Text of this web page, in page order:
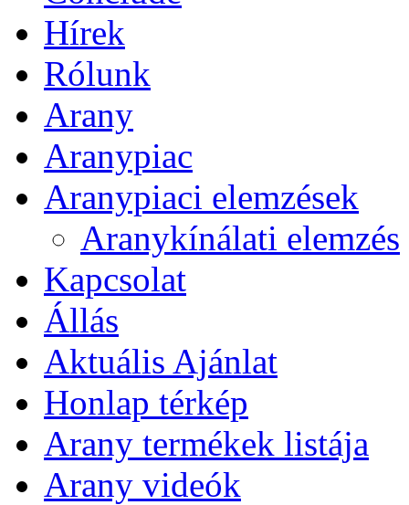
Hírek
Rólunk
Arany
Aranypiac
Aranypiaci elemzések
Aranykínálati elemzés
Kapcsolat
Állás
Aktuális Ajánlat
Honlap térkép
Arany termékek listája
Arany videók